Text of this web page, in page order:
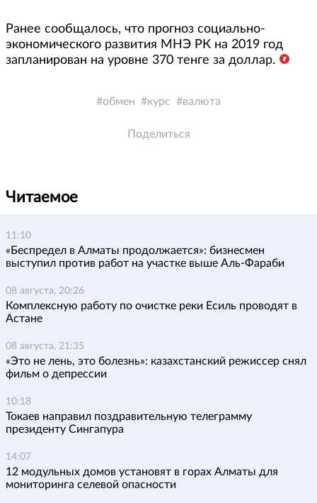
Ранее сообщалось, что прогноз социально-
экономического развития МНЭ РК на 2019 год
запланирован на уровне 370 тенге за доллар.
обмен курс валюта
Поделиться
Читаемое
11:10
«Беспредел в Алматы продолжается»: бизнесмен
выступил против работ на участке выше Аль-Фараби
08 августа, 20:26
Комплексную работу по очистке реки Есиль проводят в
Астане
08 августа, 21:35
«Это не лень, это болезнь»: казахстанский режиссер снял
фильм о депрессии
10:18
Токаев направил поздравительную телеграмму
президенту Сингапура
14:07
12 модульных домов установят в горах Алматы для
мониторинга селевой опасности